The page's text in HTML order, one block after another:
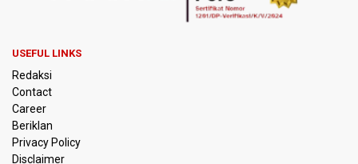
USEFUL LINKS
Redaksi
Contact
Career
Beriklan
Privacy Policy
Disclaimer